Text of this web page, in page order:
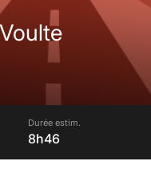
Durée estim.
8h46